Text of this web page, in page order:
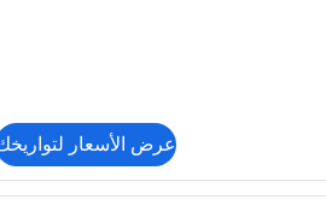
عرض الأسعار